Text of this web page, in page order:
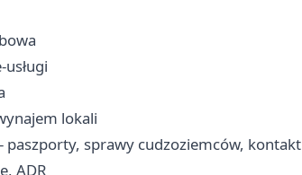
lokali
paszporty, sprawy cudzoziemców, kontakt
ADR